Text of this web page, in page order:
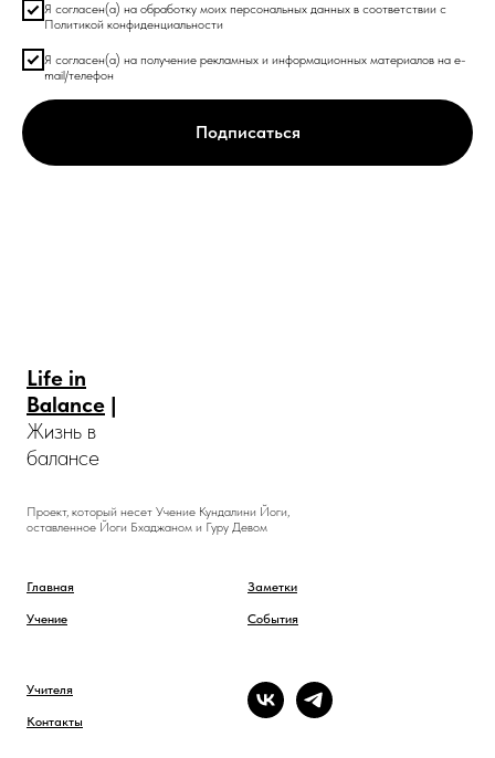
Я согласен(а) на обработку моих персональных данных в соответствии с
Политикой конфиденциальности
Я согласен(а) на получение рекламных и информационных материалов на e-
mail/телефон
Подписаться
Life in
Balance |
Жизнь в
балансе
Проект, который несет Учение Кундалини Йоги,
оставленное Йоги Бхаджаном и Гуру Девом
Главная
Учение
Заметки
События
Учителя
Контакты